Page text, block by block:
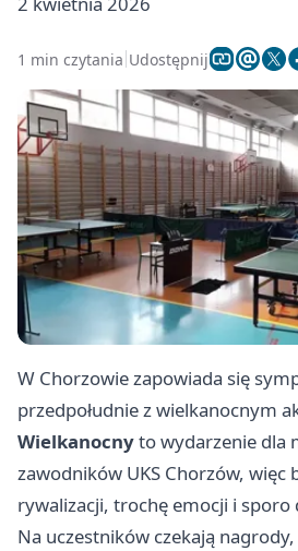
1 min czytania Udostępnij
W Chorzowie zapowiada się
przedpołudnie z wielkanocnym
Wielkanocnyto wydarzenie dla
zawodników UKS Chorzów, więc
rywalizacji, trochę emocji i
Na uczestników czekają